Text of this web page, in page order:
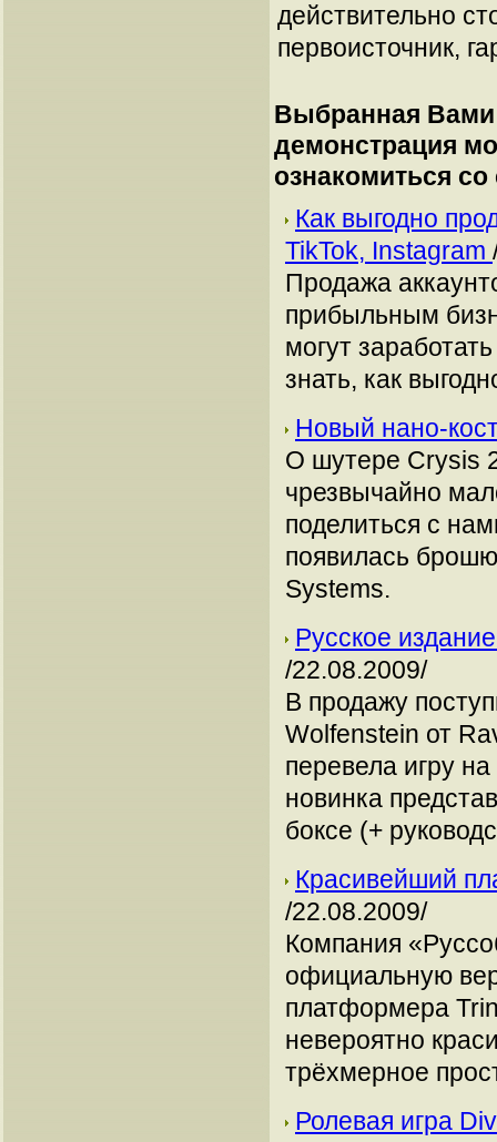
действительно
первоисточник,
Выбранная Вами
демонстрация
ознакомиться
Как выгодно
TikTok, Instagram
Продажа
прибыльным
могут
знать, как
Новый нано-
О шутере Crysis
чрезвычайно
поделиться с
появилась
Systems.
Русское
/22.08.2009/
В продажу
Wolfenstein от
перевела игру
новинка
боксе (+
Красивейший
/22.08.2009/
Компания
официальную
платформера
невероятно
трёхмерное
Ролевая игра